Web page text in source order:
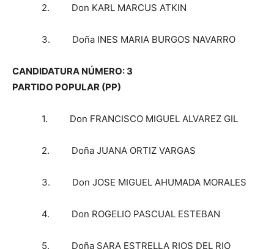
2. Don KARL MARCUS ATKIN
3. Doña INES MARIA BURGOS NAVARRO
CANDIDATURA NÚMERO: 3
PARTIDO POPULAR (PP)
1. Don FRANCISCO MIGUEL ALVAREZ GIL
2. Doña JUANA ORTIZ VARGAS
3. Don JOSE MIGUEL AHUMADA MORALES
4. Don ROGELIO PASCUAL ESTEBAN
5. Doña SARA ESTRELLA RIOS DEL RIO